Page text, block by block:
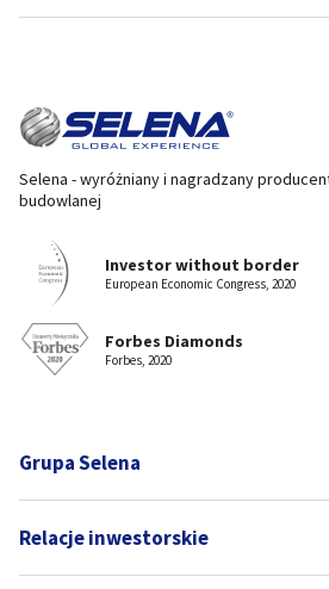
Selena - wyróżniany i nagradzany
budowlanej
Investor without border
European Economic Congress, 2020
Forbes Diamonds
Forbes, 2020
Grupa Selena
Relacje inwestorskie